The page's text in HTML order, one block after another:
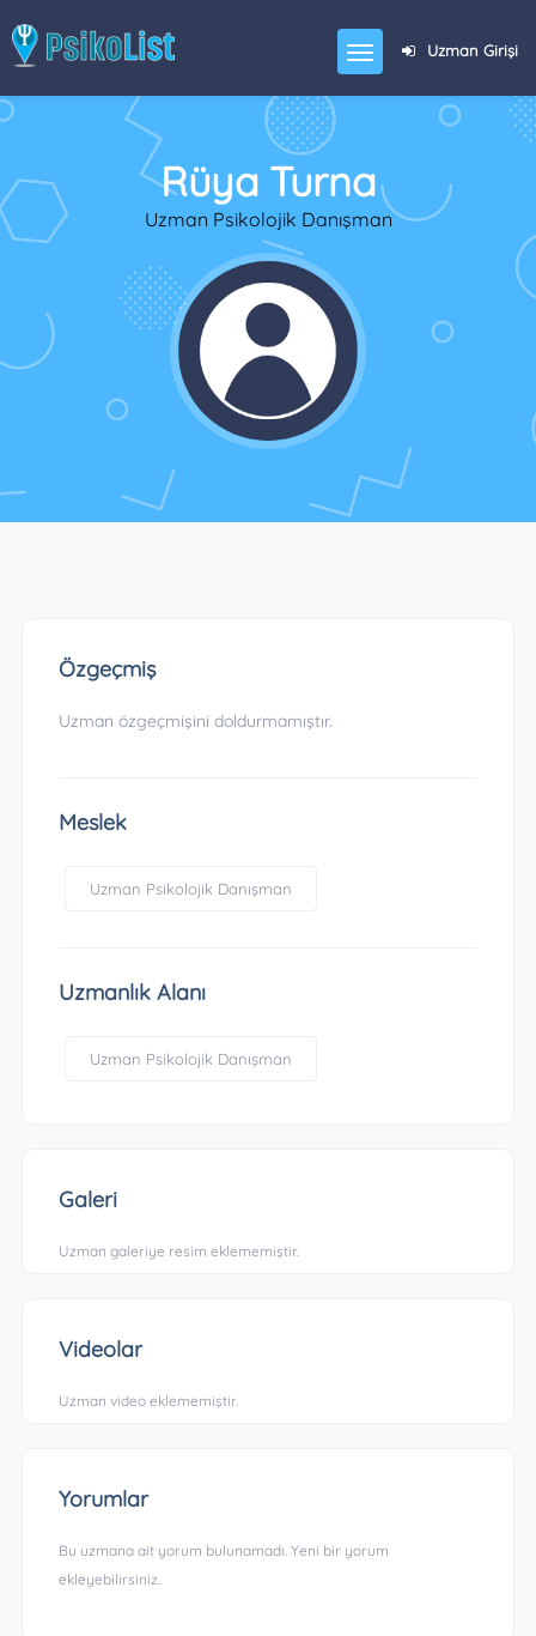
Uzman Girişi
Rüya Turna
Uzman Psikolojik Danışman
Özgeçmiş
Uzman özgeçmişini doldurmamıştır.
Meslek
Uzman Psikolojik Danışman
Uzmanlık Alanı
Uzman Psikolojik Danışman
Galeri
Uzman galeriye resim eklememiştir.
Videolar
Uzman video eklememiştir.
Yorumlar
Bu uzmana ait yorum bulunamadı. Yeni bir yorum
ekleyebilirsiniz.